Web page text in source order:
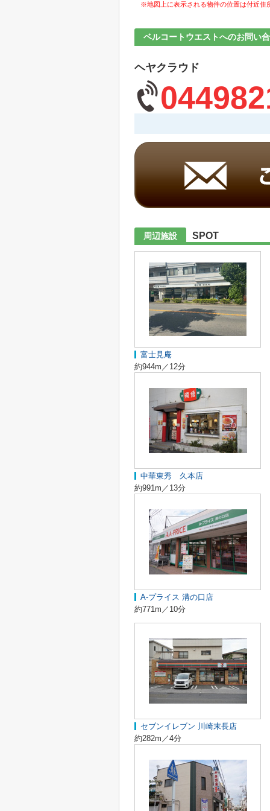
※地図上に表示される物件の位置は付近住
ベルコートウエストへのお問い
ヘヤクラウド
周辺施設 SPOT
富士見庵
約944m／12分
中華東秀 久本店
約991m／13分
A-プライス 溝の口店
約771m／10分
セブンイレブン 川崎末長店
約282m／4分